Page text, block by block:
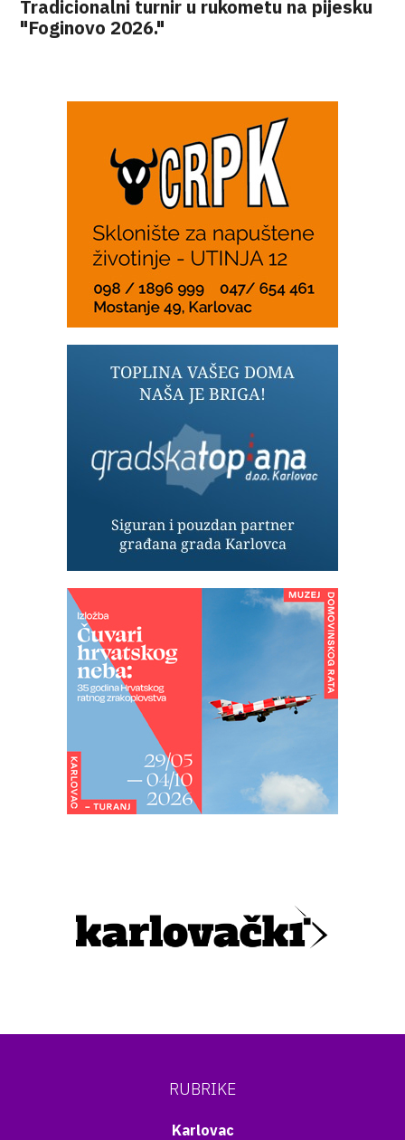
Tradicionalni turnir u rukometu na pijesku
"Foginovo 2026."
RUBRIKE
Karlovac